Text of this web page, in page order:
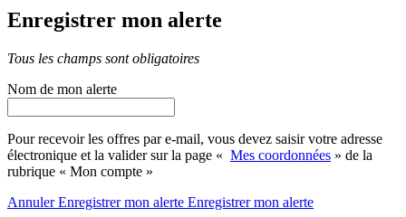
Enregistrer mon alerte
Tous les champs sont obligatoires
Nom de mon alerte
Pour recevoir les offres par e-mail, vous devez saisir votre adresse
électronique et la valider sur la page « Mes coordonnées » de la
rubrique « Mon compte »
AnnulerEnregistrer mon alerte Enregistrermon alerte